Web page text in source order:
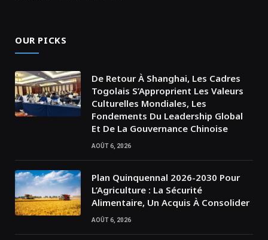
OUR PICKS
De Retour À Shanghai, Les Cadres
Togolais S’Approprient Les Valeurs
Culturelles Mondiales, Les
Fondements Du Leadership Global
Et De La Gouvernance Chinoise
AOÛT 6, 2026
Plan Quinquennal 2026-2030 Pour
L’Agriculture : La Sécurité
Alimentaire, Un Acquis À Consolider
AOÛT 6, 2026